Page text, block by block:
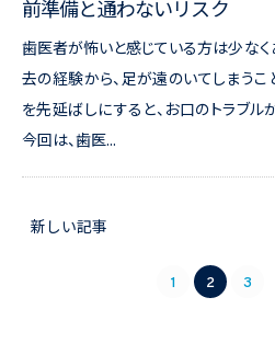
前準備と通わないリスク
歯医者が怖いと感じている方は少なく
去の経験から、足が遠のいてしまうこ
を先延ばしにすると、お口のトラブル
今回は、歯医...
新しい記事
1 2 3